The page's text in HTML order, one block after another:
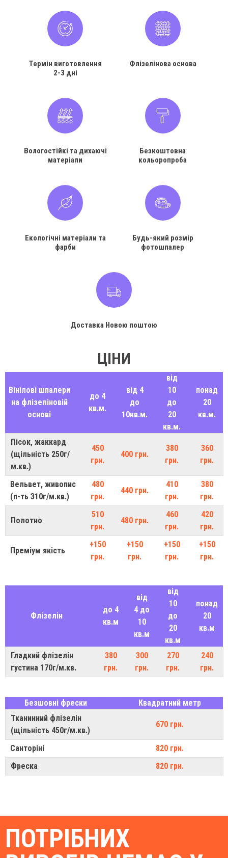
Термін виготовлення
2-3 дні
Флізелінова основа
Вологостійкі та дихаючі
матеріали
Безкоштовна
кольоропроба
Екологічні матеріали та
фарби
Будь-який розмір
фотошпалер
Доставка Новою поштою
ЦІНИ
Вінілові шпалери
на флізеліновій
основі
до 4
кв.м.
від 4
до
10кв.м.
від
10
до
20
кв.м.
понад
20
кв.м.
Пісок, жаккард
(щільність 250г/
м.кв.)
450
грн.
400 грн.
380
грн.
360
грн.
Вельвет, живопис
(п-ть 310г/м.кв.)
480
грн.
440 грн.
410
грн.
380
грн.
Полотно
510
грн.
480 грн.
460
грн.
420
грн.
Преміум якість
+150
грн.
+150
грн.
+150
грн.
+150
грн.
Флізелін
до 4
кв.м
від
4 до
10
кв.м
від
10
до
20
кв.м
понад
20
кв.м
Гладкий флізелін
густина 170г/м.кв.
380
грн.
300
грн.
270
грн.
240
грн.
Безшовні фрески
Квадратний метр
Тканинний флізелін
(щільність 450г/м.кв.)
670 грн.
Санторіні
820 грн.
Фреска
820 грн.
ПОТРІБНИХ